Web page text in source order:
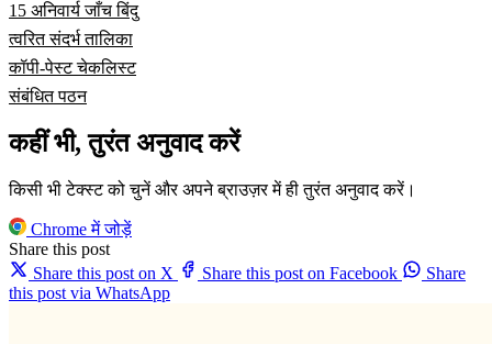
15 अनिवार्य जाँच बिंदु
त्वरित संदर्भ तालिका
कॉपी-पेस्ट चेकलिस्ट
संबंधित पठन
कहीं भी, तुरंत अनुवाद करें
किसी भी टेक्स्ट को चुनें और अपने ब्राउज़र में ही तुरंत अनुवाद करें।
Chrome में जोड़ें
Share this post
Share this post on X
Share this post on Facebook
Share
this post via WhatsApp